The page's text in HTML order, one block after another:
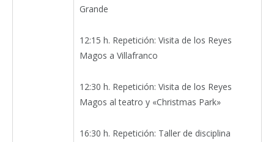
Grande
12:15 h. Repetición: Visita de los Reyes
Magos a Villafranco
12:30 h. Repetición: Visita de los Reyes
Magos al teatro y «Christmas Park»
16:30 h. Repetición: Taller de disciplina